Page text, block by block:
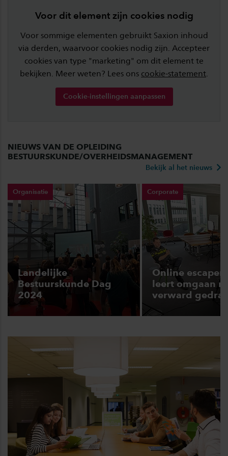
Voor dit element zijn cookies nodig
Voor sommige elementen gebruikt Saxion inhoud
via derden, waarvoor cookies nodig zijn. Accepteer
cookies van type "marketing" om dit element te
bekijken. Meer weten? Lees ons cookie-statement
Cookie-instellingen aanpassen
NIEUWS VAN DE OPLEIDING
BESTUURSKUNDE/OVERHEIDSMANAGEMENT
Bekijk al het nieuws
Organisatie
Landelijke
Bestuurskunde Dag
2024
Corporate
Online
leert omgaan
verward